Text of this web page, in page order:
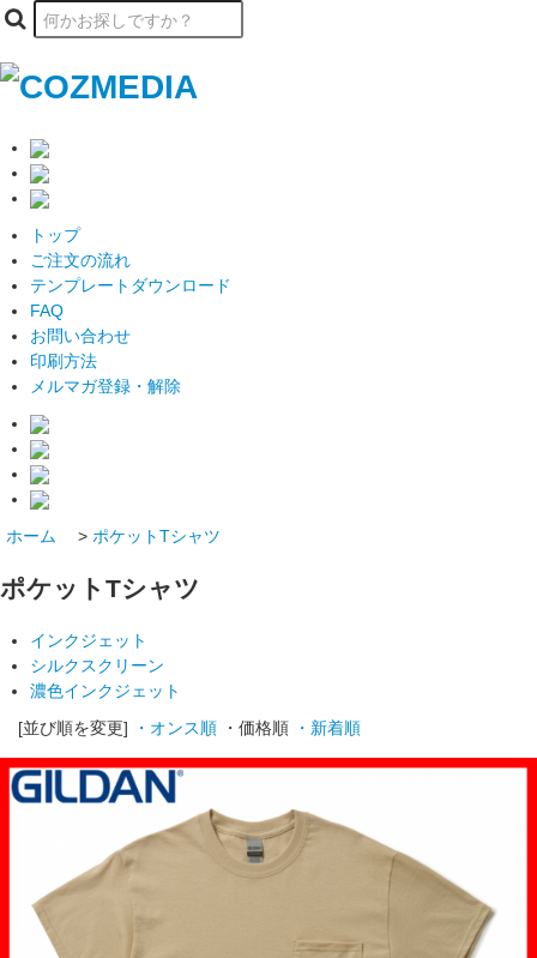
トップ
ご注文の流れ
テンプレートダウンロード
FAQ
お問い合わせ
印刷方法
メルマガ登録・解除
ホーム > ポケットTシャツ
ポケットTシャツ
インクジェット
シルクスクリーン
濃色インクジェット
[並び順を変更]
・オンス順 ・価格順 ・新着順